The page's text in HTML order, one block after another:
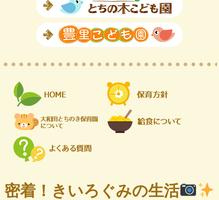
密着！きいろぐみの生活